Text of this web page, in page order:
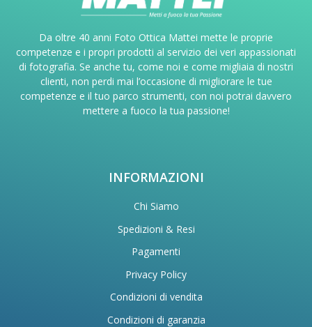
Da oltre 40 anni Foto Ottica Mattei mette le proprie
competenze e i propri prodotti al servizio dei veri appassionati
di fotografia. Se anche tu, come noi e come migliaia di nostri
clienti, non perdi mai l’occasione di migliorare le tue
competenze e il tuo parco strumenti, con noi potrai davvero
mettere a fuoco la tua passione!
INFORMAZIONI
Chi Siamo
Spedizioni & Resi
Pagamenti
Privacy Policy
Condizioni di vendita
Condizioni di garanzia